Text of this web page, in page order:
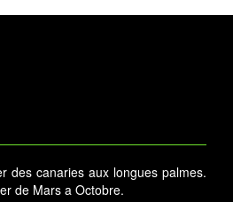
des canaries aux longues palmes.
de Mars a Octobre.